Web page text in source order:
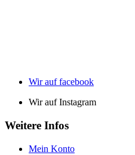
Wir auf facebook
Wir auf Instagram
Weitere Infos
Mein Konto